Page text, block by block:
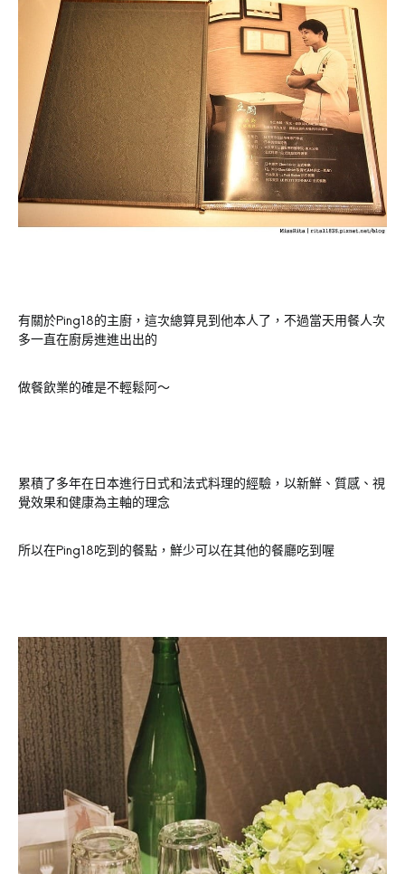
有關於Ping18的主廚，這次總算見到他本人了，不過當天用餐人次
多一直在廚房進進出出的
做餐飲業的確是不輕鬆阿～
累積了多年在日本進行日式和法式料理的經驗，以新鮮、質感、視
覺效果和健康為主軸的理念
所以在Ping18吃到的餐點，鮮少可以在其他的餐廳吃到喔